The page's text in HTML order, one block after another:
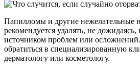
Папилломы и другие нежелательные
рекомендуется удалять, не
источником проблем или
обратиться в специализированную
дерматологу или косметологу.